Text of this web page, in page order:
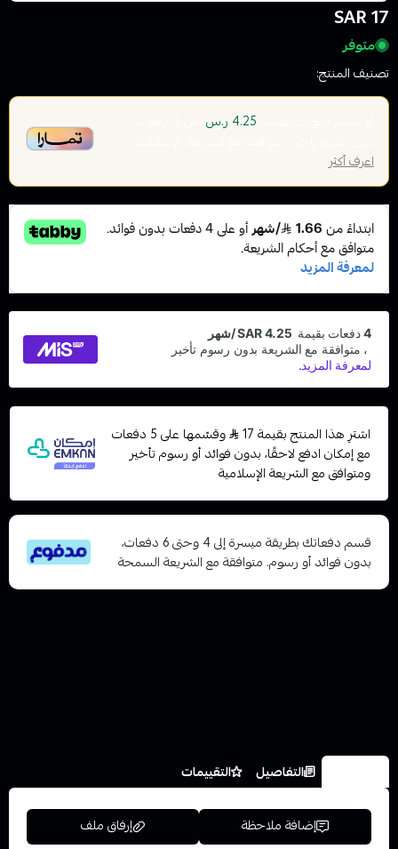
17 SAR
متوفر
تصنيف المنتج:
4.25 ر.س
اعرف أكثر
اشترِ هذا المنتج بقيمة 17
وقسّمها على 5 دفعات
مع إمكان ادفع لاحقًا، بدون فوائد أو رسوم تأخير
ومتوافق مع الشريعة الإسلامية
قسم دفعاتك بطريقة ميسرة إلى 4 وحتى 6 دفعات،
بدون فوائد أو رسوم. متوافقة مع الشريعة السمحة
التفاصيل التقييمات
إضافة ملاحظة إرفاق ملف